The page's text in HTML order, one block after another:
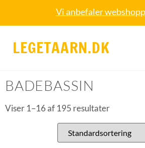
Vi anbefaler
LEGETAARN.DK
BADEBASSIN
Viser 1–16 af 195 resultater